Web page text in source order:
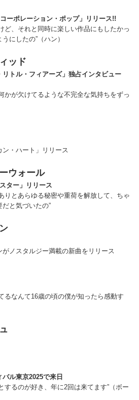
ーポレーション・ポップ」リリース!!
ど、それと同時に楽しい作品にもしたかっ
にしたの”（ハン）
ッド
トル・フィアーズ」独占インタビュー
かが欠けてるような不完全な気持ちをずっ
・ハート」リリース
ウォール
ター」リリース
りとあらゆる秘密や重荷を解放して、ちゃ
と気づいたの”
ノスタルジー満載の新曲をリリース
るなんて16歳の頃の僕が知ったら感動す
ル東京2025で来日
するのが好き、年に2回は来てます”（ボー